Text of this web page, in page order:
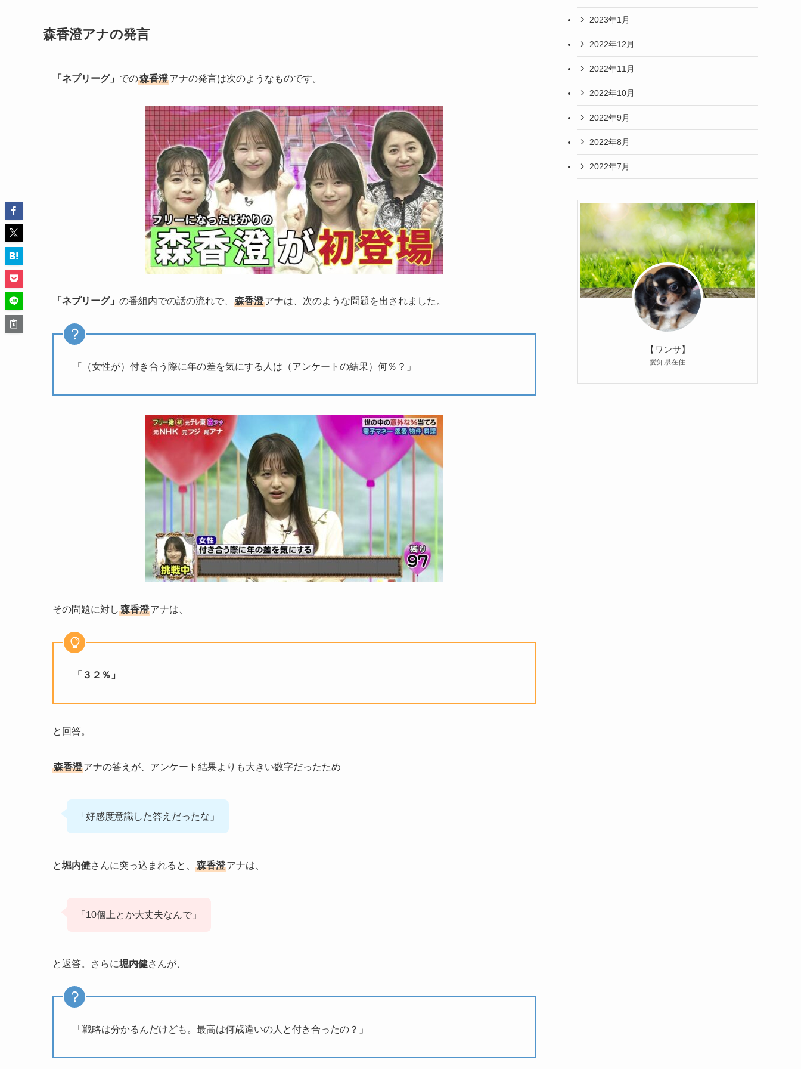
森香澄アナの発言
「ネプリーグ」 での森香澄アナの発言は次のようなものです。
「ネプリーグ」 の番組内での話の流れで、 森香澄アナは、次のような問題を出されました。
「（女性が）付き合う際に年の差を気にする人は（アンケートの結果）何％？」
その問題に対し 森香澄アナは、
「３２％」
と回答。
森香澄アナの答えが、アンケート結果よりも大きい数字だったため
「好感度意識した答えだったな」
と堀内健さんに突っ込まれると、 森香澄アナは、
「10個上とか大丈夫なんで」
と返答。さらに堀内健さんが、
「戦略は分かるんだけども。最高は何歳違いの人と付き合ったの？」
2023年1月
2022年12月
2022年11月
2022年10月
2022年9月
2022年8月
2022年7月
【ワンサ】
愛知県在住